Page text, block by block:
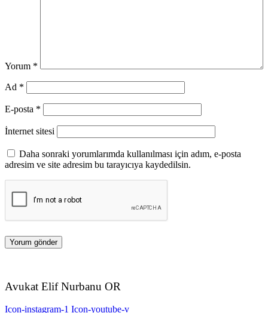
Yorum *
Ad *
E-posta *
İnternet sitesi
Daha sonraki yorumlarımda kullanılması için adım, e-posta
adresim ve site adresim bu tarayıcıya kaydedilsin.
Avukat Elif Nurbanu OR
Icon-instagram-1 Icon-youtube-v